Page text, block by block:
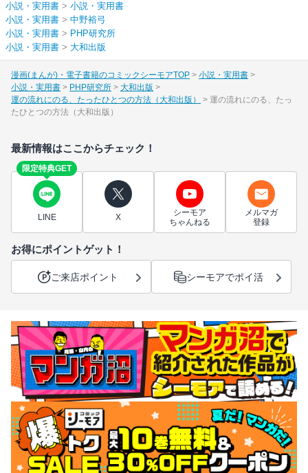
小説・実用書 > 小説・実用書
小説・実用書 > 中野裕弓
小説・実用書 > PHP研究所
小説・実用書 > 大和出版
漫画(まんが)・電子書籍のコミックシーモアTOP
小説・実用書
小説・実用書
PHP研究所
大和出版
運の流れにのる、たったひとつの方法（大和出版）
運の流れにのる、たっ
たひとつの方法（大和出版）
最新情報はここからチェック！
限定特典GET
LINE X
シーモア
ちゃんねる
メルマガ
登録
お得にポイントゲット！
ご来店ポイント シーモアでポイ活